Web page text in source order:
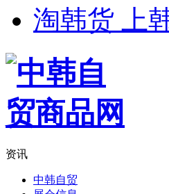
淘韩货 上
资讯
中韩自贸